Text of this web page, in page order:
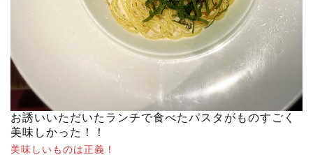
お誘いいただいたランチで食べたパスタがものすごく
美味しかった！！
美味しいものは正義！